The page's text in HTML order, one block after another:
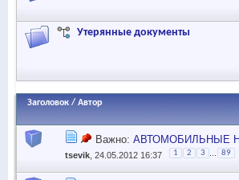
Утерянные документы
Заголовок / Автор
Важно: АВТОМОБИЛЬНЫЕ
tsevik , 24.05.2012 16:37 1 2 3 89